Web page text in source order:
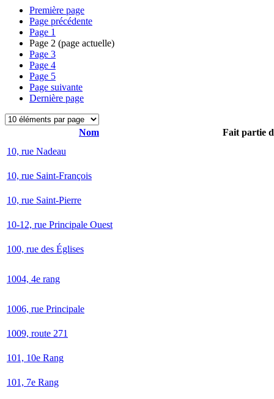
Première page
Page précédente
Page 1
Page 2 (page actuelle)
Page 3
Page 4
Page 5
Page suivante
Dernière page
Nom
Fait partie
10, rue Nadeau
10, rue Saint-François
10, rue Saint-Pierre
10-12, rue Principale Ouest
100, rue des Églises
1004, 4e rang
1006, rue Principale
1009, route 271
101, 10e Rang
101, 7e Rang